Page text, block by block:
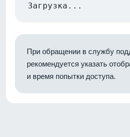
Загрузка...
При обращении в службу
рекомендуется указать
и время попытки доступа.